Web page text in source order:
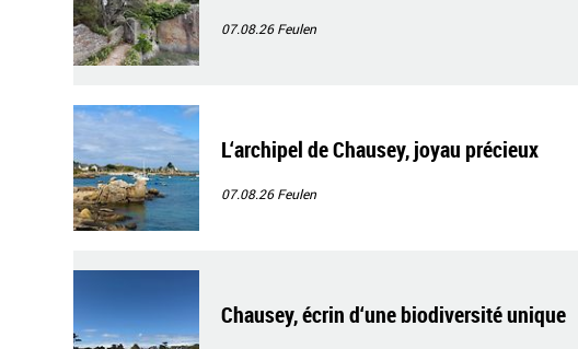
07.08.26Feulen
L‘archipel de Chausey, joyau précieux
07.08.26Feulen
Chausey, écrin d‘une biodiversité unique